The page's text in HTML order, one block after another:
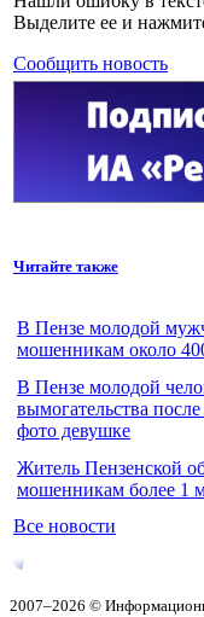
Выделите ее и
Сообщить новость
Читайте также
В Пензе молодой
мошенникам около
В Пензе молодой
вымогательства
фото девушке
Житель Пензенской
мошенникам более 1
Все новости
2007–2026 ©